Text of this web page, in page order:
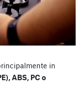
in
ABS, PC o